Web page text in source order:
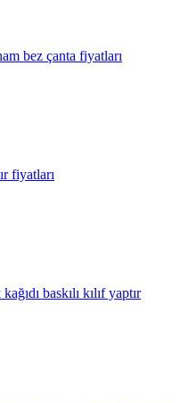
bez çanta fiyatları
fiyatları
baskılı kılıf yaptır